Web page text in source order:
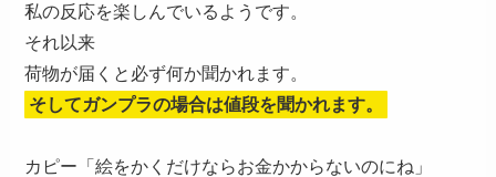
私の反応を楽しんでいるようです。
それ以来
荷物が届くと必ず何か聞かれます。
そしてガンプラの場合は値段を聞かれます。
カピー「絵をかくだけならお金かからないのにね」